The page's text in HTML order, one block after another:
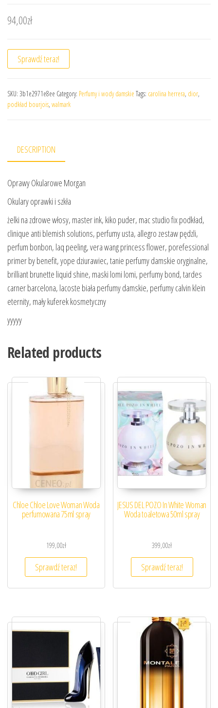
94,00zł
Sprawdź teraz!
SKU: 3b1e2971e8ee Category: Perfumy i wody damskie Tags: carolina herrera, dior,
podkład bourjois, walmark
DESCRIPTION
Oprawy Okularowe Morgan
Okulary oprawki i szkła
żelki na zdrowe włosy, master ink, kiko puder, mac studio fix podkład,
clinique anti blemish solutions, perfumy usta, allegro zestaw pędzli,
perfum bonbon, laq peeling, vera wang princess flower, porefessional
primer by benefit, yope dziurawiec, tanie perfumy damskie oryginalne,
brilliant brunette liquid shine, maski lomi lomi, perfumy bond, tardes
carner barcelona, lacoste biała perfumy damskie, perfumy calvin klein
eternity, mały kuferek kosmetyczny
yyyyy
Related products
Chloe Chloe Love Woman Woda
perfumowana 75ml spray
199,00zł
Sprawdź teraz!
JESUS DEL POZO In White Woman
Woda toaletowa 50ml spray
399,00zł
Sprawdź teraz!